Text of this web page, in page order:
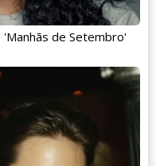
de Setembro'